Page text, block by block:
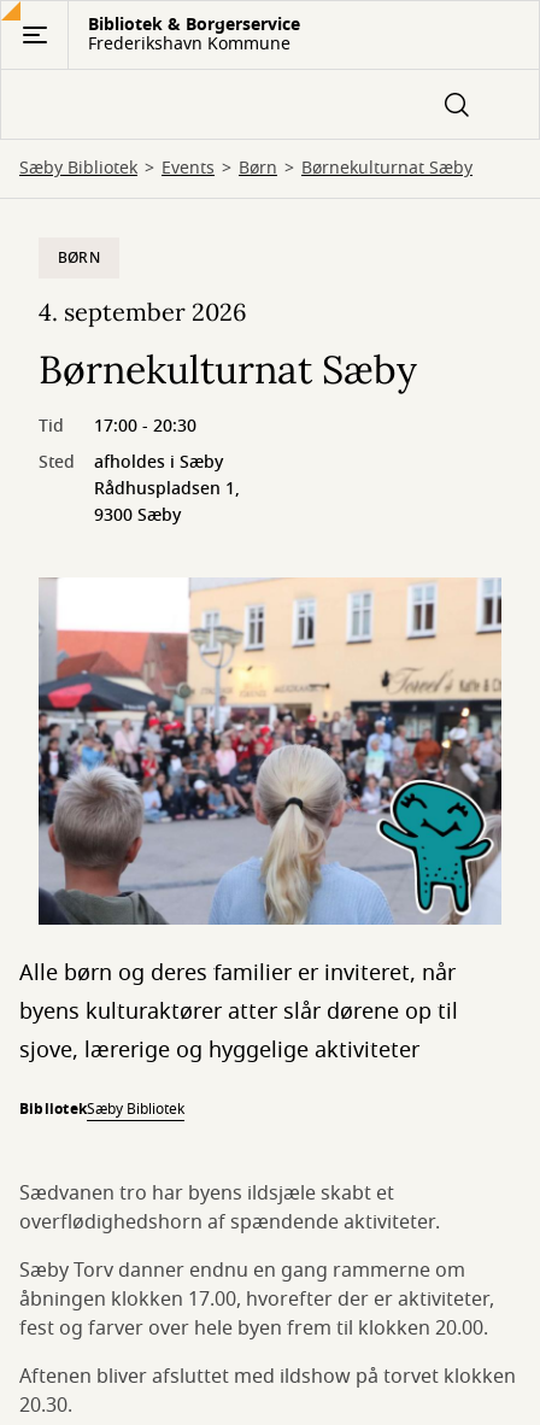
Gå
hovedindhold
Bibliotek & Borgerservice
Frederikshavn Kommune
Sæby Bibliotek Events Børn Børnekulturnat Sæby
BØRN
4. september 2026
Børnekulturnat Sæby
Tid
17:00 - 20:30
Sted
afholdes i Sæby
Rådhuspladsen 1,
9300 Sæby
Alle børn og deres familier er inviteret, når
byens kulturaktører atter slår dørene op til
sjove, lærerige og hyggelige aktiviteter
BibliotekSæby Bibliotek
Sædvanen tro har byens ildsjæle skabt et
overflødighedshorn af spændende aktiviteter.
Sæby Torv danner endnu en gang rammerne om
åbningen klokken 17.00, hvorefter der er aktiviteter,
fest og farver over hele byen frem til klokken 20.00.
Aftenen bliver afsluttet med ildshow på torvet klokken
20.30.